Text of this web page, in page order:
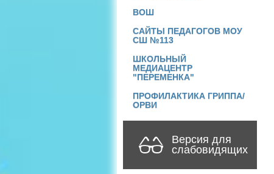
ВОШ
САЙТЫ ПЕДАГОГОВ МОУ
СШ №113
ШКОЛЬНЫЙ
МЕДИАЦЕНТР
"ПЕРЕМЕНКА"
ПРОФИЛАКТИКА ГРИППА/
ОРВИ
Версия для
слабовидящих